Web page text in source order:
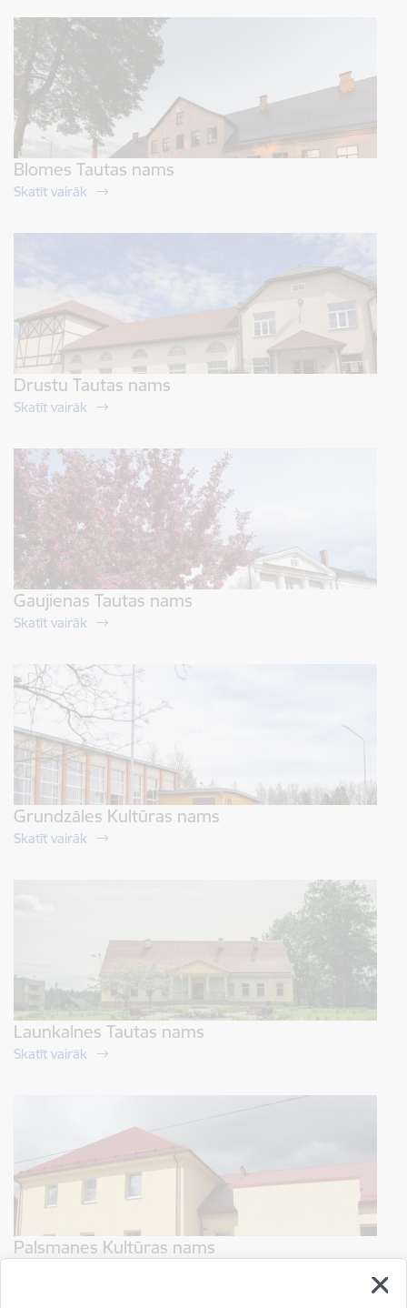
Blomes Tautas nams
Skatīt vairāk
Drustu Tautas nams
Skatīt vairāk
Gaujienas Tautas nams
Skatīt vairāk
Grundzāles Kultūras nams
Skatīt vairāk
Launkalnes Tautas nams
Skatīt vairāk
Palsmanes Kultūras nams